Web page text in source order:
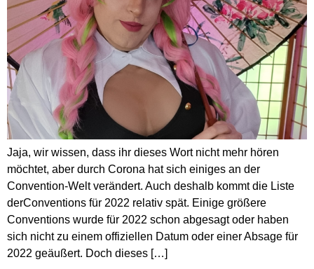
Jaja, wir wissen, dass ihr dieses Wort nicht mehr hören
möchtet, aber durch Corona hat sich einiges an der
Convention-Welt verändert. Auch deshalb kommt die Liste
derConventions für 2022 relativ spät. Einige größere
Conventions wurde für 2022 schon abgesagt oder haben
sich nicht zu einem offiziellen Datum oder einer Absage für
2022 geäußert. Doch dieses […]